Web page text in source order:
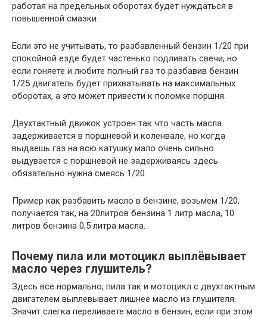
работая на предельных оборотах будет нуждаться в
повышенной смазки.
Если это не учитывать, то разбавленный бензин 1/20 при
спокойной езде будет частенько подливать свечи, но
если гоняете и любите полный газ то разбавив бензин
1/25 двигатель будет прихватывать на максимальных
оборотах, а это может привести к поломке поршня.
Двухтактный движок устроен так что часть масла
задерживается в поршневой и коленвале, но когда
выдаешь газ на всю катушку мало очень сильно
выдувается с поршневой не задерживаясь здесь
обязательно нужна смеясь 1/20.
Пример как разбавить масло в бензине, возьмем 1/20,
получается так, на 20литров бензина 1 литр масла, 10
литров бензина 0,5 литра масла.
Почему пила или мотоцикл выплёвывает
масло через глушитель?
Здесь все нормально, пила так и мотоцикл с двухтактным
двигателем выплевывает лишнее масло из глушителя.
Значит слегка переливаете масло в бензин, если при этом